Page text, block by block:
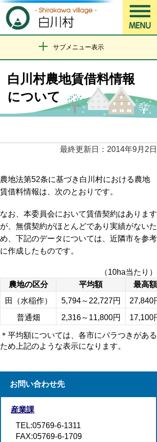
サブメニュー表示
白川村農地賃借料情報
について
最終更新日：2014年9月2日
農地法第52条に基づき白川村における農地
賃借料情報は、次のとおりです。
なお、本委員会において賃借契約はあります
が、無償契約がほとんどであり実績がないた
め、下記のデータについては、近隣市を参考
に作成したものです。
（10ha当たり）
農地の区分
平均額
最高額
田（水稲作）
5,794～22,727円
27,840円
普通畑
2,316～11,800円 17,100円
＊平均額については、各市にバラつきがある
ため上記のような表示になります。
お問い合わせ先
産業課
TEL:05769-6-1311
FAX:05769-6-1709